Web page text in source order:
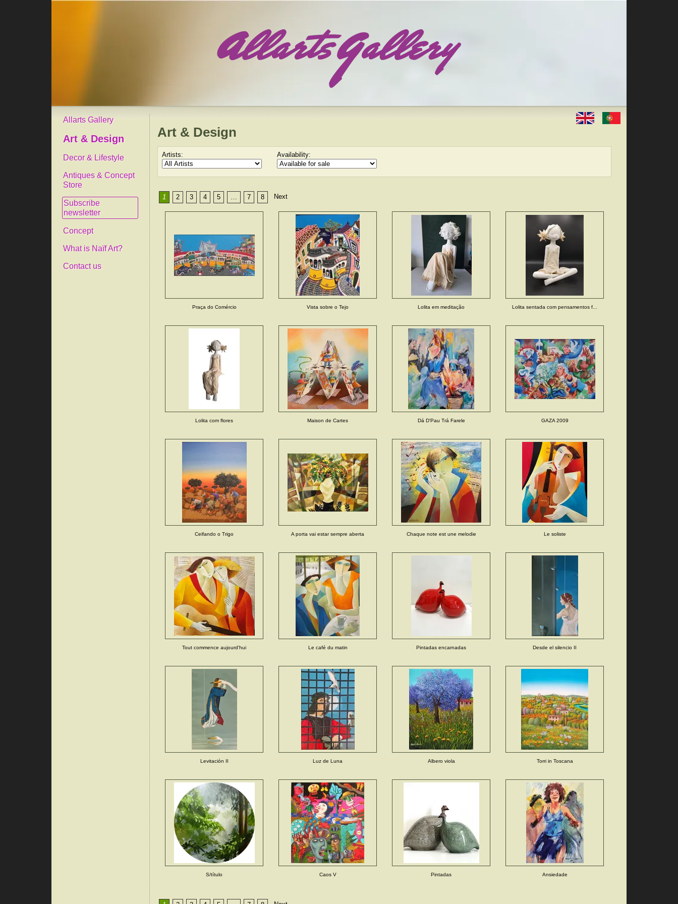
Allarts Gallery
Art & Design
Decor & Lifestyle
Antiques & Concept
Store
Subscribe
newsletter
Concept
What is Naïf Art?
Contact us
Art & Design
Artists: Availability:
1 2 3 4 5 … 7 8 Next
Praça do Comércio Vista sobre o Tejo Lolita em meditação Lolita sentada com pensamentos f...
Lolita com flores Maison de Cartes Dá D'Pau Trá Farele GAZA 2009
Ceifando o Trigo A porta vai estar sempre aberta Chaque note est une melodie Le soliste
Tout commence aujourd'hui Le café du matin Pintadas encarnadas Desde el silencio II
Levitación II Luz de Luna Albero viola Torri in Toscana
S/título Caos V Pintadas Ansiedade